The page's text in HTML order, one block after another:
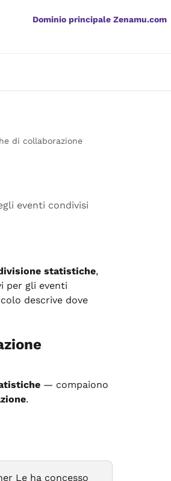
Dominio principale Zenamu.com
di collaborazione
eventi condivisi
statistiche,
per gli eventi
descrive dove
— compaiono
.
Le ha concesso